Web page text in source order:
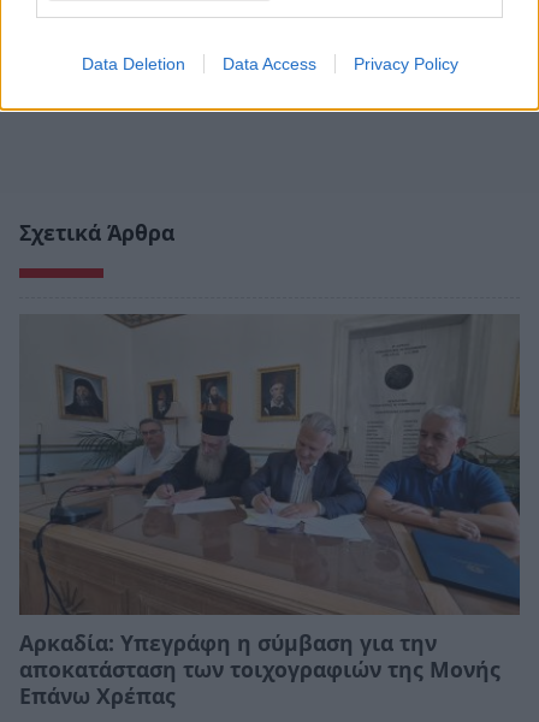
Data Deletion Data Access Privacy Policy
Σχετικά Άρθρα
Αρκαδία: Υπεγράφη η σύμβαση για την
αποκατάσταση των τοιχογραφιών της Μονής
Επάνω Χρέπας